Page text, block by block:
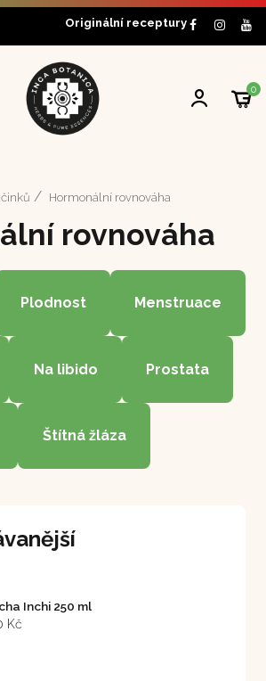
Originální receptury
0
Hormonální rovnováha
rovnováha
Plodnost Menstruace
Na libido Prostata
Štítná žláza
Inchi 250 ml
Kč